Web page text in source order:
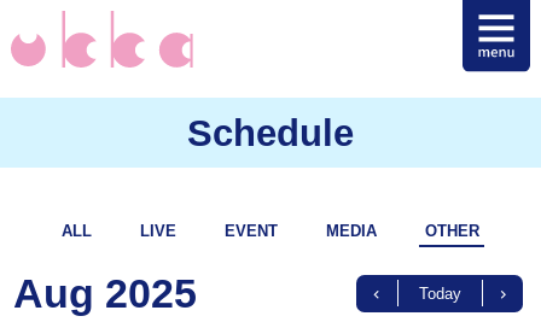
Schedule
ALL LIVE EVENT MEDIA OTHER
Aug 2025 Today